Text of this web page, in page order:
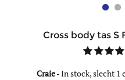
Cross body tas S
Craie-In stock, slecht 1